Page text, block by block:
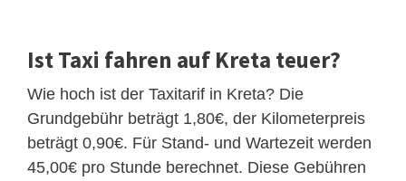
Ist Taxi fahren auf Kreta teuer?
Wie hoch ist der Taxitarif in Kreta? Die
Grundgebühr beträgt 1,80€, der Kilometerpreis
beträgt 0,90€. Für Stand- und Wartezeit werden
45,00€ pro Stunde berechnet. Diese Gebühren